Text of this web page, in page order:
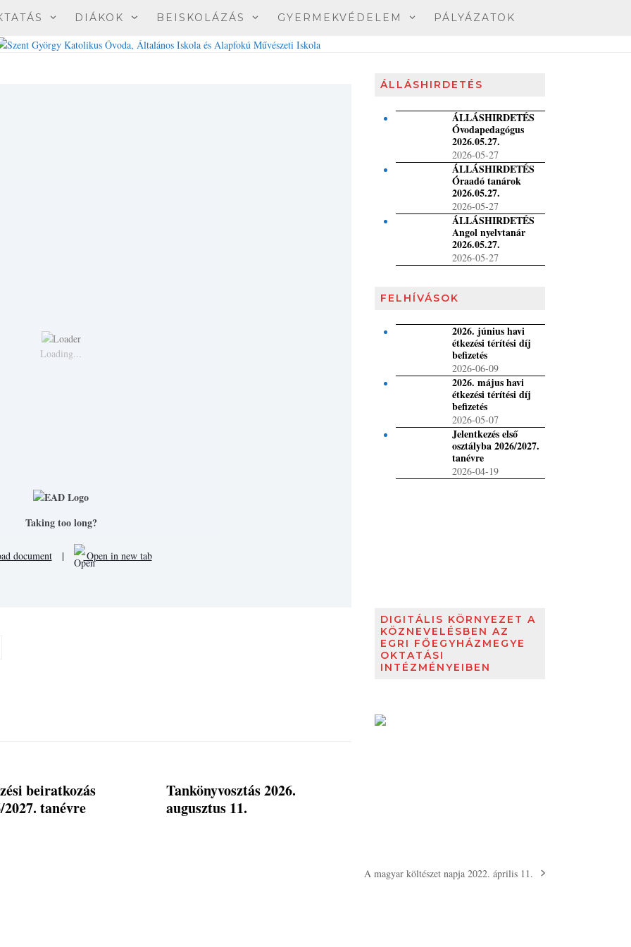
DIÁKOK BEISKOLÁZÁS GYERMEKVÉDELEM PÁLYÁZATOK
Loading...
Taking too long?
document | Open in new tab
beiratkozás
2027. tanévre
Tankönyvosztás 2026.
augusztus 11.
ÁLLÁSHIRDETÉS
ÁLLÁSHIRDETÉS
Óvodapedagógus
2026.05.27.
2026-05-27
ÁLLÁSHIRDETÉS
Óraadó tanárok
2026.05.27.
2026-05-27
ÁLLÁSHIRDETÉS
Angol nyelvtanár
2026.05.27.
2026-05-27
FELHÍVÁSOK
2026. június havi
étkezési térítési díj
befizetés
2026-06-09
2026. május havi
étkezési térítési díj
befizetés
2026-05-07
Jelentkezés első
osztályba 2026/2027.
tanévre
2026-04-19
DIGITÁLIS KÖRNYEZET A
KÖZNEVELÉSBEN AZ
EGRI FŐEGYHÁZMEGYE
OKTATÁSI
INTÉZMÉNYEIBEN
next
A magyar költészet napja 2022. április 11.